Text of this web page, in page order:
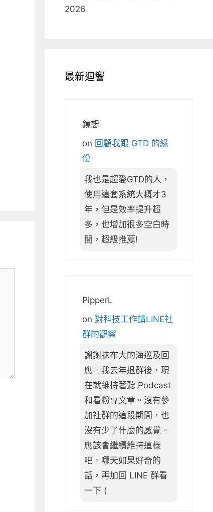
2026
最新迴響
鏡想
on 回顧我跟 GTD 的緣
份
我也是超愛GTD的人，
使用這套系統大概才3
年，但是效率提升超
多，也增加很多空白時
間，超級推薦!
PipperL
on 對科技工作講LINE社
群的觀察
謝謝抹布大的海巡及回
應。我去年退群後，現
在就維持著聽 Podcast
和看粉專文章。沒有參
加社群的這段期間，也
沒有少了什麼的感覺。
應該會繼續維持這樣
吧。哪天如果好奇的
話，再加回 LINE 群看
一下 (